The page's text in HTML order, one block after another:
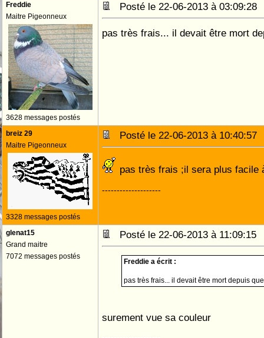
Freddie
Maitre Pigeonneux
3628 messages postés
Posté le 22-06-2013 à
pas très frais... il devait être mort
breiz 29
Maitre Pigeonneux
3328 messages postés
Posté le 22-06-2013 à
pas très frais ;il sera plus facile
--------------------
glenat15
Grand maitre
7072 messages postés
Posté le 22-06-2013 à
Freddie a écrit :
pas très frais... il devait être mort depuis
surement vue sa couleur